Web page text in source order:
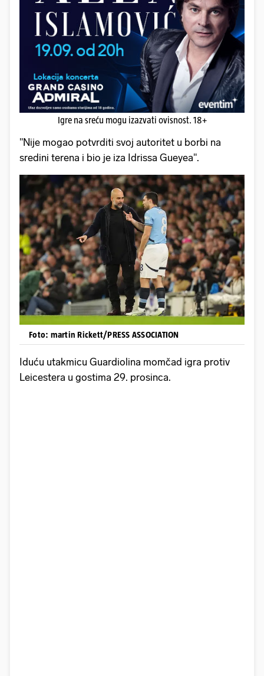
Igre na sreću mogu izazvati ovisnost. 18+
"Nije mogao potvrditi svoj autoritet u borbi na
sredini terena i bio je iza Idrissa Gueyea".
Foto: martin Rickett/PRESS ASSOCIATION
Iduću utakmicu Guardiolina momčad igra protiv
Leicestera u gostima 29. prosinca.